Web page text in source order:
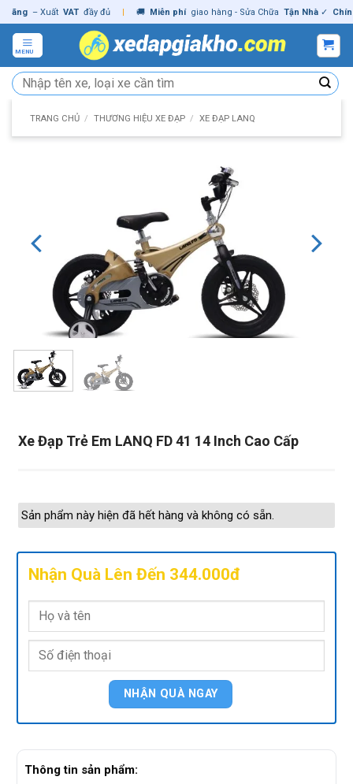
Skip
to
content
– Xuất VAT đầy đủ | 🚚 Miễn phí giao hàng - Sửa Chữa Tận Nhà ✓ Chính
MENU
Tìm
kiếm:
TRANG CHỦ / THƯƠNG HIỆU XE ĐẠP / XE ĐẠP LANQ
Xe Đạp Trẻ Em LANQ FD 41 14 Inch Cao Cấp
Sản phẩm này hiện đã hết hàng và không có sẵn.
Nhận Quà Lên Đến 344.000đ
Thông tin sản phẩm: